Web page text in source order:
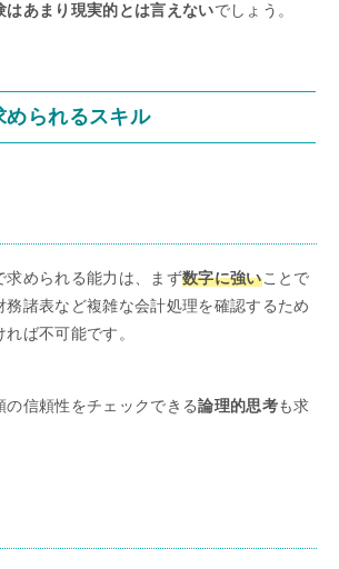
はあまり現実的とは言えないでしょう。
められるスキル
求められる能力は、まず数字に強いことで
務諸表など複雑な会計処理を確認するため
ば不可能です。
の信頼性をチェックできる論理的思考も求